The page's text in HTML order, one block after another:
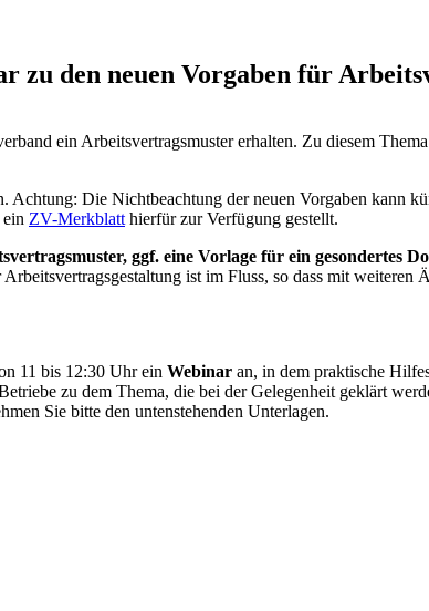
zu den neuen Vorgaben für
ein Arbeitsvertragsmuster erhalten. Zu diesem
Achtung: Die Nichtbeachtung der neuen Vorgaben kann
ZV-Merkblatt hierfür zur Verfügung gestellt.
ggf. eine Vorlage für ein gesondertes
ist im Fluss, so dass mit
11 bis 12:30 Uhr ein Webinar an, in dem praktische
zu dem Thema, die bei der Gelegenheit geklärt
Sie bitte den untenstehenden Unterlagen.